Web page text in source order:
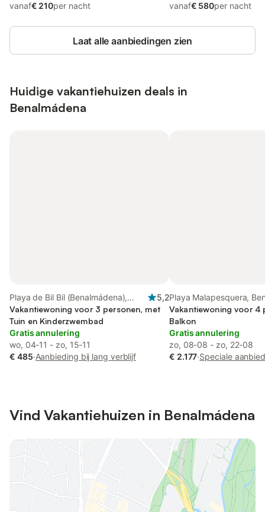
vanaf€ 210per nacht vanaf€ 580per nacht
Laat alle aanbiedingen zien
Huidige vakantiehuizen deals in
Benalmádena
Playa de Bil Bil (Benalmádena),
Benalmádena
5,2
Vakantiewoning voor 3 personen, met
Tuin en Kinderzwembad
Gratis annulering
wo, 04-11 - zo, 15-11
€ 485·Aanbieding bij lang verblijf
Playa Malapesquera,
Vakantiewoning voor 4
Balkon
Gratis annulering
zo, 08-08 - zo, 22-08
€ 2.177·Speciale
Vind Vakantiehuizen in Benalmádena